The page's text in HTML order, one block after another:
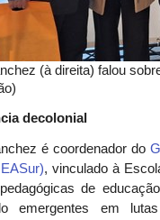
(à direita) falou
decolonial
é coordenador do
, vinculado à
de
emergentes em